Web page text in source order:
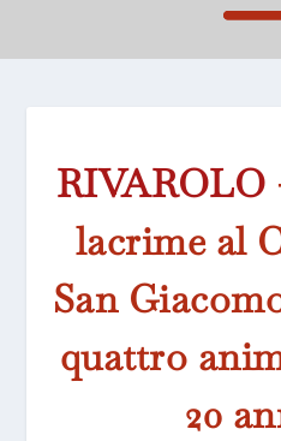
RIVAROLO
lacrime al
San
quattro
20